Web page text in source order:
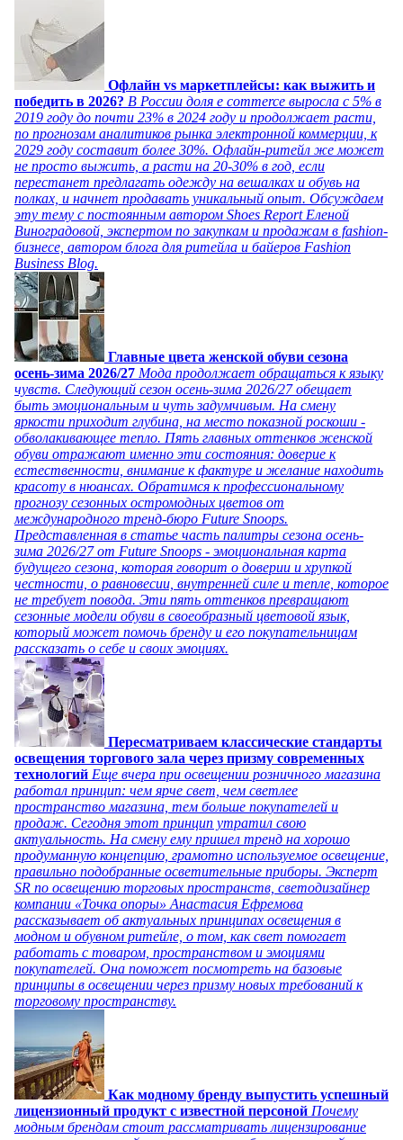
Офлайн vs маркетплейсы: как выжить и
победить в 2026? В России доля e commerce выросла с 5% в
2019 году до почти 23% в 2024 году и продолжает расти,
по прогнозам аналитиков рынка электронной коммерции, к
2029 году составит более 30%. Офлайн-ритейл же может
не просто выжить, а расти на 20-30% в год, если
перестанет предлагать одежду на вешалках и обувь на
полках, и начнет продавать уникальный опыт. Обсуждаем
эту тему с постоянным автором Shoes Report Еленой
Виноградовой, экспертом по закупкам и продажам в fashion-
бизнесе, автором блога для ритейла и байеров Fashion
Business Blog.
Главные цвета женской обуви сезона
осень-зима 2026/27 Мода продолжает обращаться к языку
чувств. Следующий сезон осень-зима 2026/27 обещает
быть эмоциональным и чуть задумчивым. На смену
яркости приходит глубина, на место показной роскоши -
обволакивающее тепло. Пять главных оттенков женской
обуви отражают именно эти состояния: доверие к
естественности, внимание к фактуре и желание находить
красоту в нюансах. Обратимся к профессиональному
прогнозу сезонных остромодных цветов от
международного тренд-бюро Future Snoops.
Представленная в статье часть палитры сезона осень-
зима 2026/27 от Future Snoops - эмоциональная карта
будущего сезона, которая говорит о доверии и хрупкой
честности, о равновесии, внутренней силе и тепле, которое
не требует повода. Эти пять оттенков превращают
сезонные модели обуви в своеобразный цветовой язык,
который может помочь бренду и его покупательницам
рассказать о себе и своих эмоциях.
Пересматриваем классические стандарты
освещения торгового зала через призму современных
технологий Еще вчера при освещении розничного магазина
работал принцип: чем ярче свет, чем светлее
пространство магазина, тем больше покупателей и
продаж. Сегодня этот принцип утратил свою
актуальность. На смену ему пришел тренд на хорошо
продуманную концепцию, грамотно используемое освещение,
правильно подобранные осветительные приборы. Эксперт
SR по освещению торговых пространств, светодизайнер
компании «Точка опоры» Анастасия Ефремова
рассказывает об актуальных принципах освещения в
модном и обувном ритейле, о том, как свет помогает
работать с товаром, пространством и эмоциями
покупателей. Она поможет посмотреть на базовые
принципы в освещении через призму новых требований к
торговому пространству.
Как модному бренду выпустить успешный
лицензионный продукт с известной персоной Почему
модным брендам стоит рассматривать лицензирование